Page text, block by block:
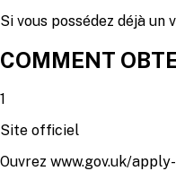
Si vous possédez déjà un
COMMENT
1
Site officiel
Ouvrez www.gov.uk/